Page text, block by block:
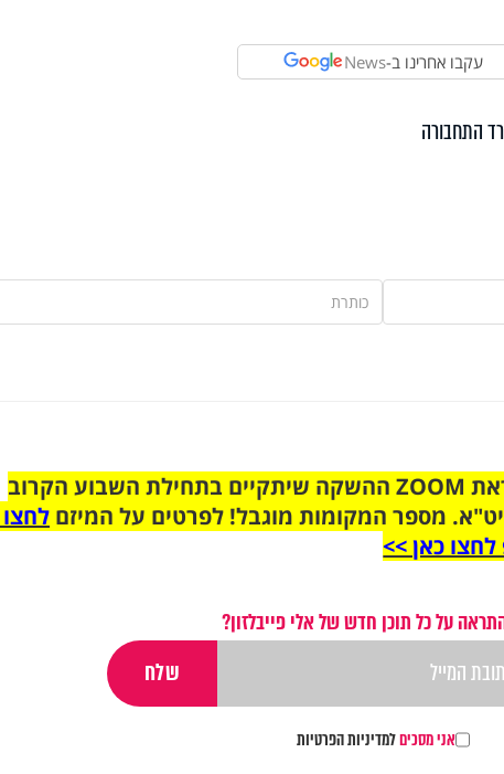
עקבו אחרינו ב-News
התחבורה
הצטרפו לקבוצת הוואטסאפ לקראת ZOOM ההשקה שיתקיים בתחילת השבוע הקרוב
מספר המקומות מוגבל! לפרטים על המיזם
כאן >>
על כל תוכן חדש של אלי פייבלזון?
אני מסכיםלמדיניות הפרטיות